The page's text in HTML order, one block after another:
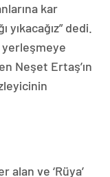
kar
yıkacağız” dedi.
Neşet Ertaş’ın
alan ve ‘Rüya’